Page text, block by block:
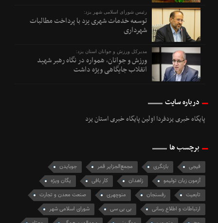
رئیس شورای اسلامی شهر یزد:
توسعه خدمات شهری یزد با پرداخت مطالبات
شهرداری
مدیرکل ورزش و جوانان استان یزد:
ورزش و جوانان، همواره در نگاه رهبر شهید
انقلاب جایگاهی ویژه داشت
درباره سایت
پایگاه خبری یزدفردا اولین پایگاه خبری استان یزد
برچسب ها
فیجی بازنگری مجمع‌الجزایر قمر
جوبایدن
آزمون زبان تولیمو
زاهدان کار بافی
یگان ویژه
تابعیت
رفسنجان منوچهری
صنعت معدن و تجارت
ارتباطات و اطلاع رسانی
بی بی سی
شورای اسلامی شهر